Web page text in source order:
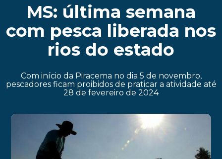
MS: última semana
com pesca liberada nos
rios do estado
Com início da Piracema no dia 5 de novembro,
pescadores ficam proibidos de praticar a atividade até
28 de fevereiro de 2024